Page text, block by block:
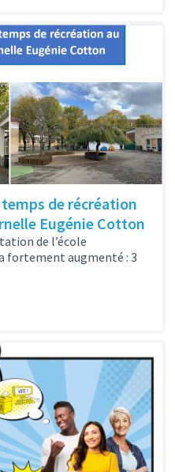
de récréation
Eugénie Cotton
de l’école
fortement augmenté : 3